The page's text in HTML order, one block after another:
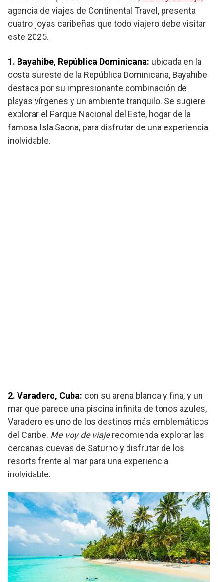
agencia de viajes de Continental Travel, presenta
cuatro joyas caribeñas que todo viajero debe visitar
este 2025.
1. Bayahibe, República Dominicana: ubicada en la
costa sureste de la República Dominicana, Bayahibe
destaca por su impresionante combinación de
playas vírgenes y un ambiente tranquilo. Se sugiere
explorar el Parque Nacional del Este, hogar de la
famosa Isla Saona, para disfrutar de una experiencia
inolvidable.
2. Varadero, Cuba: con su arena blanca y fina, y un
mar que parece una piscina infinita de tonos azules,
Varadero es uno de los destinos más emblemáticos
del Caribe. Me voy de viajerecomienda explorar las
cercanas cuevas de Saturno y disfrutar de los
resorts frente al mar para una experiencia
inolvidable.